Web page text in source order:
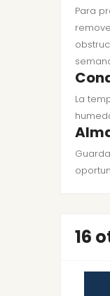
Para
La
16